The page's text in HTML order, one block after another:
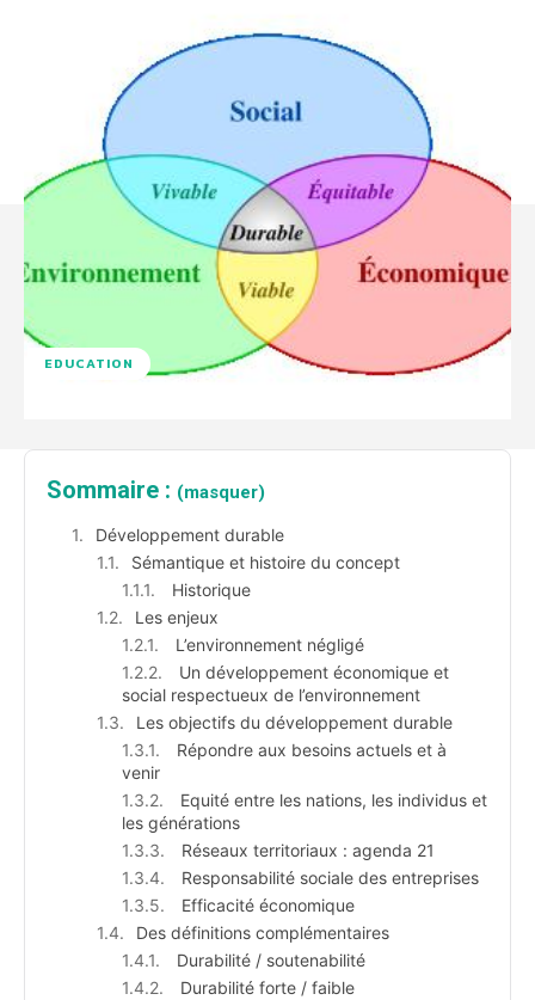
EDUCATION
Sommaire : (masquer)
Développement durable
Sémantique et histoire du concept
Historique
Les enjeux
L’environnement négligé
Un développement économique et
social respectueux de l’environnement
Les objectifs du développement durable
Répondre aux besoins actuels et à
venir
Equité entre les nations, les individus et
les générations
Réseaux territoriaux : agenda 21
Responsabilité sociale des entreprises
Efficacité économique
Des définitions complémentaires
Durabilité / soutenabilité
Durabilité forte / faible